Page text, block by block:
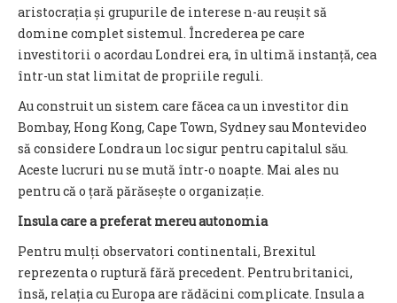
aristocrația și grupurile de interese n-au reușit să
domine complet sistemul. Încrederea pe care
investitorii o acordau Londrei era, în ultimă instanță, cea
într-un stat limitat de propriile reguli.
Au construit un sistem care făcea ca un investitor din
Bombay, Hong Kong, Cape Town, Sydney sau Montevideo
să considere Londra un loc sigur pentru capitalul său.
Aceste lucruri nu se mută într-o noapte. Mai ales nu
pentru că o țară părăsește o organizație.
Insula care a preferat mereu autonomia
Pentru mulți observatori continentali, Brexitul
reprezenta o ruptură fără precedent. Pentru britanici,
însă, relația cu Europa are rădăcini complicate. Insula a